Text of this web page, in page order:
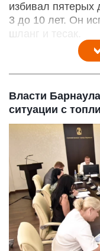
избивал пятерых
3 до 10 лет. Он
шланг и тесак.
Власти
ситуации с